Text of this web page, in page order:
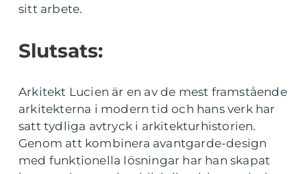
sitt arbete.
Slutsats:
Arkitekt Lucien är en av de mest framstående
arkitekterna i modern tid och hans verk har
satt tydliga avtryck i arkitekturhistorien.
Genom att kombinera avantgarde-design
med funktionella lösningar har han skapat